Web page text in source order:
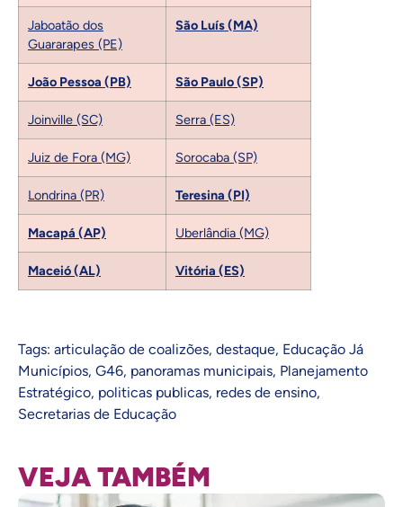
Jaboatão dos
Guararapes (PE)
São Luís (MA)
João Pessoa (PB) São Paulo (SP)
Joinville (SC) Serra (ES)
Juiz de Fora (MG) Sorocaba (SP)
Londrina (PR) Teresina (PI)
Macapá (AP) Uberlândia (MG)
Maceió (AL) Vitória (ES)
Tags: articulação de coalizões, destaque, Educação Já
Municípios, G46, panoramas municipais, Planejamento
Estratégico, politicas publicas, redes de ensino,
Secretarias de Educação
VEJA TAMBÉM